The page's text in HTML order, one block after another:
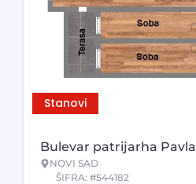
Stanovi
Bulevar patrijarha Pavla
NOVI SAD
ŠIFRA: #544182